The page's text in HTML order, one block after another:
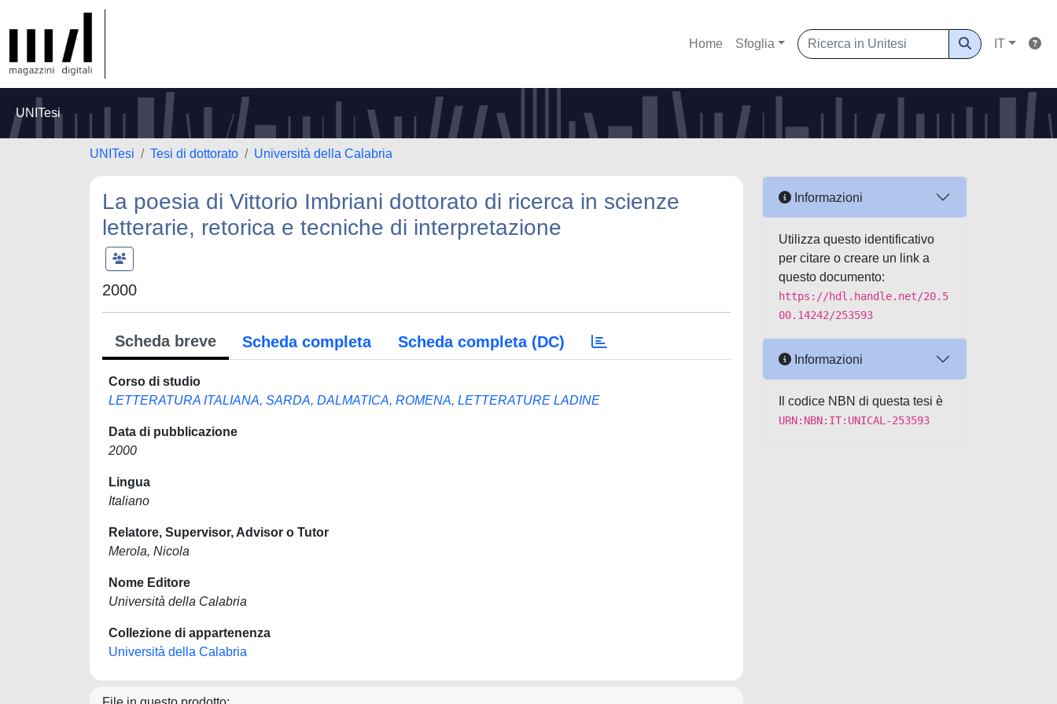
Home Sfoglia IT
UNITesi
UNITesi Tesi di dottorato Università della Calabria
La poesia di Vittorio Imbriani dottorato di ricerca in scienze
letterarie, retorica e tecniche di interpretazione
2000
Scheda breve Scheda completa Scheda completa (DC)
Corso di studio
LETTERATURA ITALIANA, SARDA, DALMATICA, ROMENA, LETTERATURE LADINE
Data di pubblicazione
2000
Lingua
Italiano
Relatore, Supervisor, Advisor o Tutor
Merola, Nicola
Nome Editore
Università della Calabria
Collezione di appartenenza
Università della Calabria
Informazioni
Utilizza questo identificativo
per citare o creare un link a
questo documento:
https://hdl.handle.net/20.5
00.14242/253593
Informazioni
Il codice NBN di questa tesi è
URN:NBN:IT:UNICAL-253593